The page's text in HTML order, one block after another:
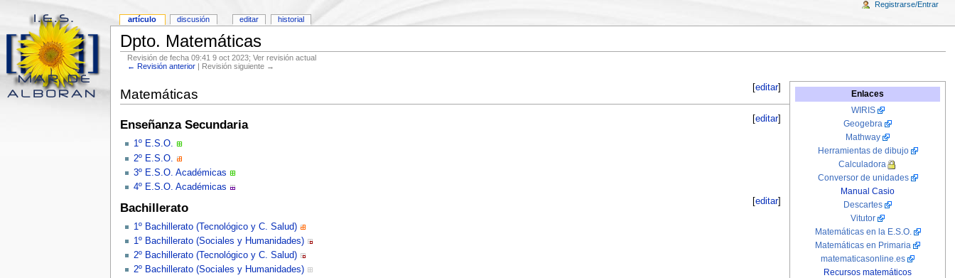
Dpto. Matemáticas
Revisión de fecha 09:41 9 oct 2023; Ver revisión actual
← Revisión anterior | Revisión siguiente →
Enlaces
WIRIS
Geogebra
Mathway
Herramientas de dibujo
Calculadora
Conversor de unidades
Manual Casio
Descartes
Vitutor
Matemáticas en la E.S.O.
Matemáticas en Primaria
matematicasonline.es
Recursos matemáticos
[editar]
Matemáticas
[editar]
Enseñanza Secundaria
1º E.S.O.
2º E.S.O.
3º E.S.O. Académicas
4º E.S.O. Académicas
[editar]
Bachillerato
1º Bachillerato (Tecnológico y C. Salud)
1º Bachillerato (Sociales y Humanidades)
2º Bachillerato (Tecnológico y C. Salud)
2º Bachillerato (Sociales y Humanidades)
artículo discusión editar historial
Registrarse/Entrar